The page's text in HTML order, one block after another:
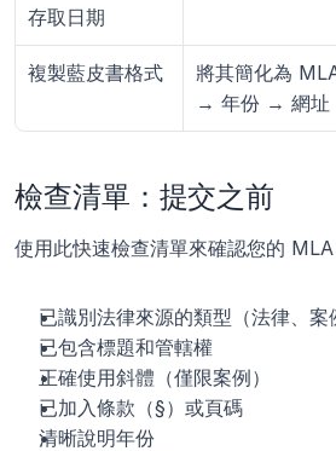
存取日期
複製藍皮書格式
將其簡化為
→ 年份 → 網址
檢查清單：提交之前
使用此快速檢查清單來確認您的 MLA
已識別法律來源的類型（法律、案
已包含標題和管轄權
正確使用斜體（僅限案例）
已加入條款（§）或頁碼
清晰說明年份